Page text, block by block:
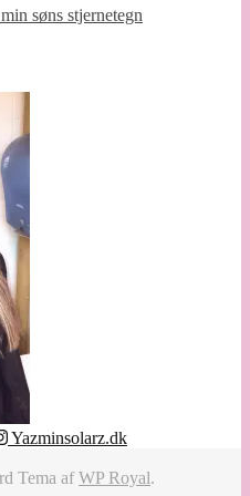
søns stjernetegn
Yazminsolarz.dk
Tema afWP Royal.